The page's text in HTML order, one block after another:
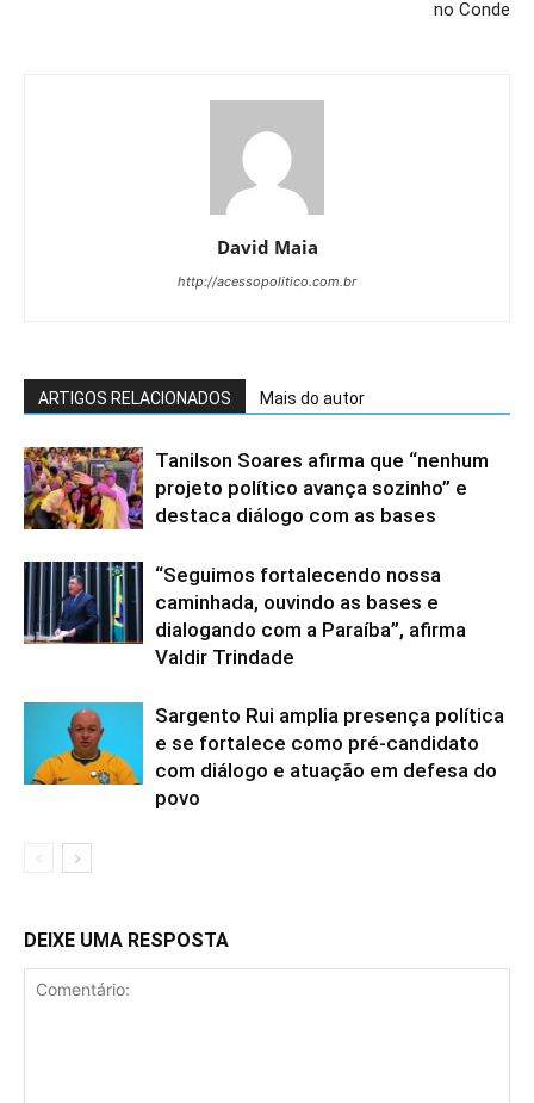
no Conde
David Maia
http://acessopolitico.com.br
ARTIGOS RELACIONADOS Mais do autor
Tanilson Soares afirma que “nenhum
projeto político avança sozinho” e
destaca diálogo com as bases
“Seguimos fortalecendo nossa
caminhada, ouvindo as bases e
dialogando com a Paraíba”, afirma
Valdir Trindade
Sargento Rui amplia presença política
e se fortalece como pré-candidato
com diálogo e atuação em defesa do
povo
DEIXE UMA RESPOSTA